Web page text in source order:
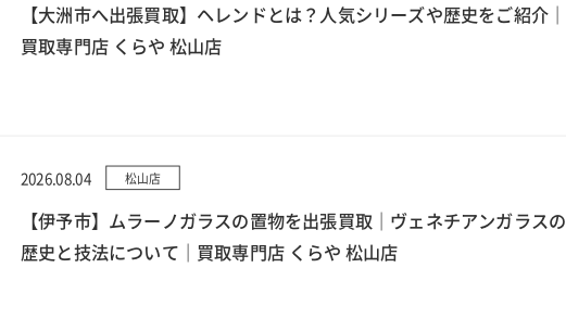
【大洲市へ出張買取】ヘレンドとは？人気シリーズや歴史をご紹介｜
買取専門店 くらや 松山店
2026.08.04 松山店
【伊予市】ムラーノガラスの置物を出張買取｜ヴェネチアンガラスの
歴史と技法について｜買取専門店 くらや 松山店